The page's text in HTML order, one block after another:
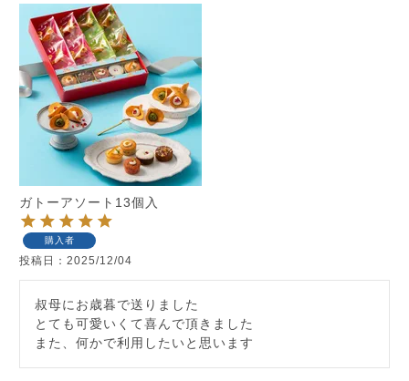
ガトーアソート13個入
購入者
投稿日 2025/12/04
叔母にお歳暮で送りました
とても可愛いくて喜んで頂きました
また、何かで利用したいと思います